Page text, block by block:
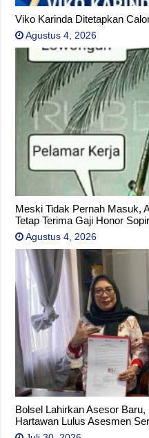
Viko Karinda Ditetapkan
Agustus 4, 2026
Meski Tidak Pernah Masuk,
Tetap Terima Gaji Honor Sopir
Agustus 4, 2026
Bolsel Lahirkan Asesor
Hartawan Lulus Asesmen